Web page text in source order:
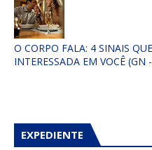
O CORPO FALA: 4 SINAIS
INTERESSADA EM VOCÊ
EXPEDIENTE